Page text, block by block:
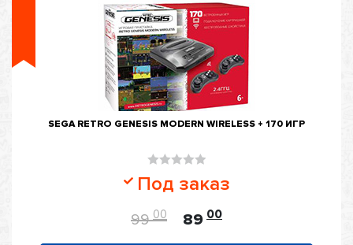
SEGA RETRO GENESIS MODERN WIRELESS + 170 ИГР
Оценка
0
из
Под заказ
99 00 89 00